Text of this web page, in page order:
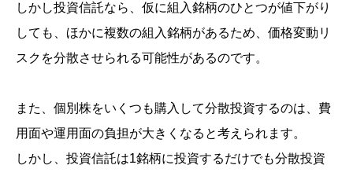
しかし投資信託なら、仮に組入銘柄のひとつが値下がり
しても、ほかに複数の組入銘柄があるため、価格変動リ
スクを分散させられる可能性があるのです。
また、個別株をいくつも購入して分散投資するのは、費
用面や運用面の負担が大きくなると考えられます。
しかし、投資信託は1銘柄に投資するだけでも分散投資